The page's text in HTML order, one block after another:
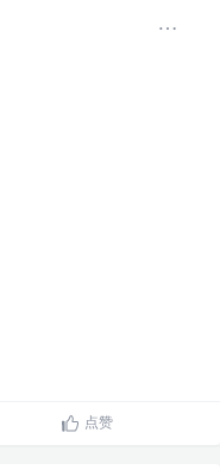
点赞